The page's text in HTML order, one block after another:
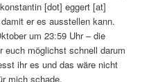
[dot] eggert [at]
er es ausstellen kann.
um 23:59 Uhr – die
euch möglichst schnell darum
ihr es und das wäre nicht
mich schade.